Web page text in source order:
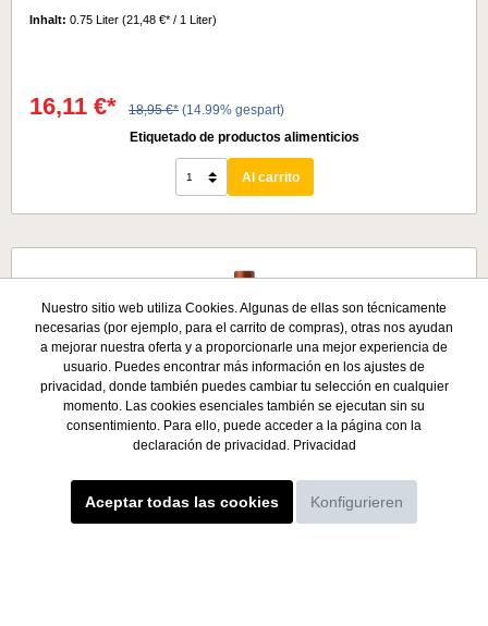
De mediados de marzo a principios de abrilMaceración y
en la bodegaVida útil de 6 años a partir de la cosechaNotas
marcado por su personalidad varietal. Un final largo y suave.
Seco.Maridaje y RecomendaciónIdeal para carnes rojas,
pastas con salsas pesadas, y quesos duros. Lo ideal es abrir
18°C
Inhalt: 0.75 Liter (21,48 €* / 1 Liter)
16,11 €* 18,95 €* (14.99% gespart)
Etiquetado de productos alimenticios
Al carrito
%
Nuestro sitio web utiliza Cookies. Algunas de ellas son técnicamente
necesarias (por ejemplo, para el carrito de compras), otras nos ayudan
a mejorar nuestra oferta y a proporcionarle una mejor experiencia de
usuario. Puedes encontrar más información en los ajustes de
privacidad, donde también puedes cambiar tu selección en cualquier
momento. Las cookies esenciales también se ejecutan sin su
consentimiento. Para ello, puede acceder a la página con la
declaración de privacidad. Privacidad
Aceptar todas las cookies Konfigurieren